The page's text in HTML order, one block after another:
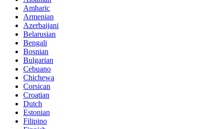
Amharic
Armenian
Azerbaijani
Belarusian
Bengali
Bosnian
Bulgarian
Cebuano
Chichewa
Corsican
Croatian
Dutch
Estonian
Filipino